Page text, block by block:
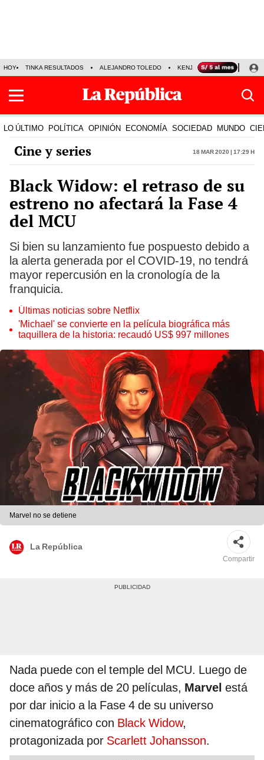
HOY TINKA RESULTADOS ALEJANDRO TOLEDO KENJI FUJIMORI
LO ÚLTIMO POLÍTICA OPINIÓN ECONOMÍA SOCIEDAD MUNDO
Cine y series 18 Mar 2020 | 17:29 h
Black Widow: el retraso de su
estreno no afectará la Fase 4
del MCU
Si bien su lanzamiento fue pospuesto debido a
la alerta generada por el COVID-19, no tendrá
mayor repercusión en la cronología de la
franquicia.
Últimas noticias sobre Netflix
'Michael' se convierte en la película biográfica más
taquillera de la historia: recaudó US$ 997 millones
Marvel no se detiene
La República
Compartir
Nada puede con el temple del MCU. Luego de
doce años y más de 20 películas, Marvel está
por dar inicio a la Fase 4 de su universo
cinematográfico con Black Widow,
protagonizada por Scarlett Johansson.